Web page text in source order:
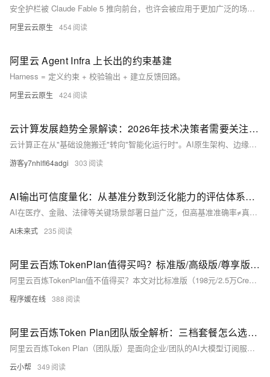
安全护栏被 Claude Fable 5 推向前台，也许会被应用于更加广泛的场景。你平时感受不到它，但当它生效的时候，它会告诉你。这将是护栏最好的状态。
阿里云云原生 454
阿里云 Agent Infra 上长出的约束基建
Harness = 定义约束 + 校验输出 + 建立反馈回路。
阿里云云原生 424
云计算发展趋势全景解读：2026年技术决策者需要关注什么？
云计算正在从"基础设施搬迁"转向"智能化运行时"。AI原生架构、边缘混合部署、FinOps精细化治理、数据主权合规和零信任安全是当前五条主线，技术决策者需要从业务场景出发，重新审视云架构的选型逻辑。
游客y7nhlfl64adgi 303
AI输出可信度量化：从基准分数到泛化能力的评估体系构建
AI在医疗、金融、法律等关键场景部署日益广泛，但高基准准确率≠真实可靠。本文提出以泛化准确率为核心、融合语义熵、置信校准、响应一致性、偏见检测等多维指标的AI输出质量评估体系，助力构建可信赖AI。
AI未来式 235
阿里云百炼TokenPlan值得买吗？标准版/高级版/尊享版Credits单价全对比，算完就清楚了
阿里云百炼TokenPlan值不值得买？本文对比标准版（198元/2.5万Credits）、高级版（698元/10万）、尊享版（1398元/25万）的Credits单价及折算百万Tokens成本（尊享版仅1.12元），并对比按量计费（2元/百万Tokens），结论：TokenPlan更划算，尤其适合高频AI使用者。在阿里云百炼官网：https://t.aliyun.com/U/fPVHqY 免费领取千万Tokens
程序媛在线 388
阿里云百炼Token Plan团队版全解析：三档套餐怎么选？Credits计费规则一文搞懂
阿里云百炼Token Plan（团队版）是面向企业/团队的AI大模型订阅服务，以Credits统一计量，支持qwen3.6-plus、glm-5、qwen-image-2.0等文本与图像多模态模型，兼容Claude Code、OpenClaw等主流AI工具，提供标准（198元/月）、高级（698元）、尊享（1398元）三档坐席，预算可控、数据不用于训练，华北2地域可用。在阿里云百炼官网：https://t.aliyun.com/U/fPVHqY 免费领取千万Tokens
云小帮 349